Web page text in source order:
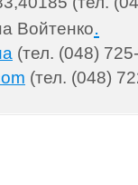
Войтенко.
(тел. (048)
(тел. (048)